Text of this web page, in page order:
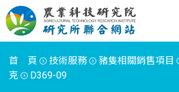
首 頁 技術服務 豬隻相關銷售項目
克
D369-09